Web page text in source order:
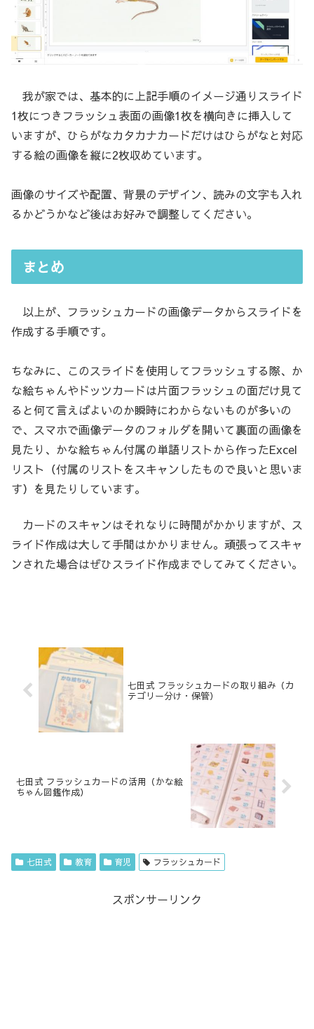
我が家では、基本的に上記手順のイメージ通りスライド
1枚につきフラッシュ表面の画像1枚を横向きに挿入して
いますが、ひらがなカタカナカードだけはひらがなと対応
する絵の画像を縦に2枚収めています。
画像のサイズや配置、背景のデザイン、読みの文字も入れ
るかどうかなど後はお好みで調整してください。
まとめ
以上が、フラッシュカードの画像データからスライドを
作成する手順です。
ちなみに、このスライドを使用してフラッシュする際、か
な絵ちゃんやドッツカードは片面フラッシュの面だけ見て
ると何て言えばよいのか瞬時にわからないものが多いの
で、スマホで画像データのフォルダを開いて裏面の画像を
見たり、かな絵ちゃん付属の単語リストから作ったExcel
リスト（付属のリストをスキャンしたもので良いと思いま
す）を見たりしています。
カードのスキャンはそれなりに時間がかかりますが、ス
ライド作成は大して手間はかかりません。頑張ってスキャ
ンされた場合はぜひスライド作成までしてみてください。
七田式 フラッシュカードの取り組み（カ
テゴリー分け・保管）
七田式 フラッシュカードの活用（かな絵
ちゃん図鑑作成）
七田式 教育 育児 フラッシュカード
スポンサーリンク